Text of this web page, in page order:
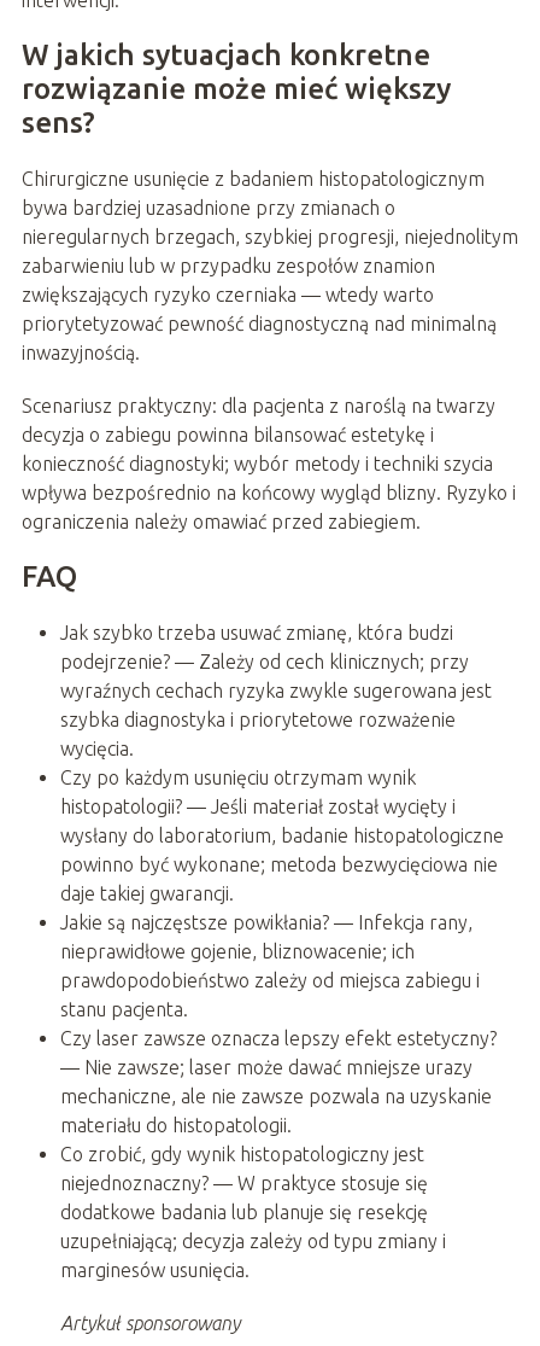
W jakich sytuacjach konkretne
rozwiązanie może mieć większy
sens?
Chirurgiczne usunięcie z badaniem histopatologicznym
bywa bardziej uzasadnione przy zmianach o
nieregularnych brzegach, szybkiej progresji, niejednolitym
zabarwieniu lub w przypadku zespołów znamion
zwiększających ryzyko czerniaka — wtedy warto
priorytetyzować pewność diagnostyczną nad minimalną
inwazyjnością.
Scenariusz praktyczny: dla pacjenta z naroślą na twarzy
decyzja o zabiegu powinna bilansować estetykę i
konieczność diagnostyki; wybór metody i techniki szycia
wpływa bezpośrednio na końcowy wygląd blizny. Ryzyko i
ograniczenia należy omawiać przed zabiegiem.
FAQ
Jak szybko trzeba usuwać zmianę, która budzi
podejrzenie? — Zależy od cech klinicznych; przy
wyraźnych cechach ryzyka zwykle sugerowana jest
szybka diagnostyka i priorytetowe rozważenie
wycięcia.
Czy po każdym usunięciu otrzymam wynik
histopatologii? — Jeśli materiał został wycięty i
wysłany do laboratorium, badanie histopatologiczne
powinno być wykonane; metoda bezwycięciowa nie
daje takiej gwarancji.
Jakie są najczęstsze powikłania? — Infekcja rany,
nieprawidłowe gojenie, bliznowacenie; ich
prawdopodobieństwo zależy od miejsca zabiegu i
stanu pacjenta.
Czy laser zawsze oznacza lepszy efekt estetyczny?
— Nie zawsze; laser może dawać mniejsze urazy
mechaniczne, ale nie zawsze pozwala na uzyskanie
materiału do histopatologii.
Co zrobić, gdy wynik histopatologiczny jest
niejednoznaczny? — W praktyce stosuje się
dodatkowe badania lub planuje się resekcję
uzupełniającą; decyzja zależy od typu zmiany i
marginesów usunięcia.
Artykuł sponsorowany